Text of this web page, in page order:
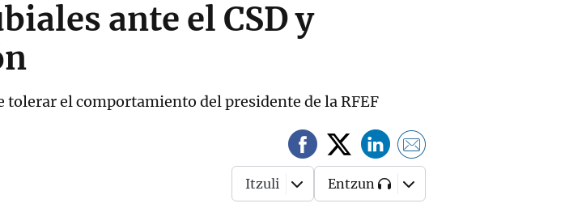
ante el CSD y
tolerar el comportamiento del presidente de la RFEF
Itzuli Entzun